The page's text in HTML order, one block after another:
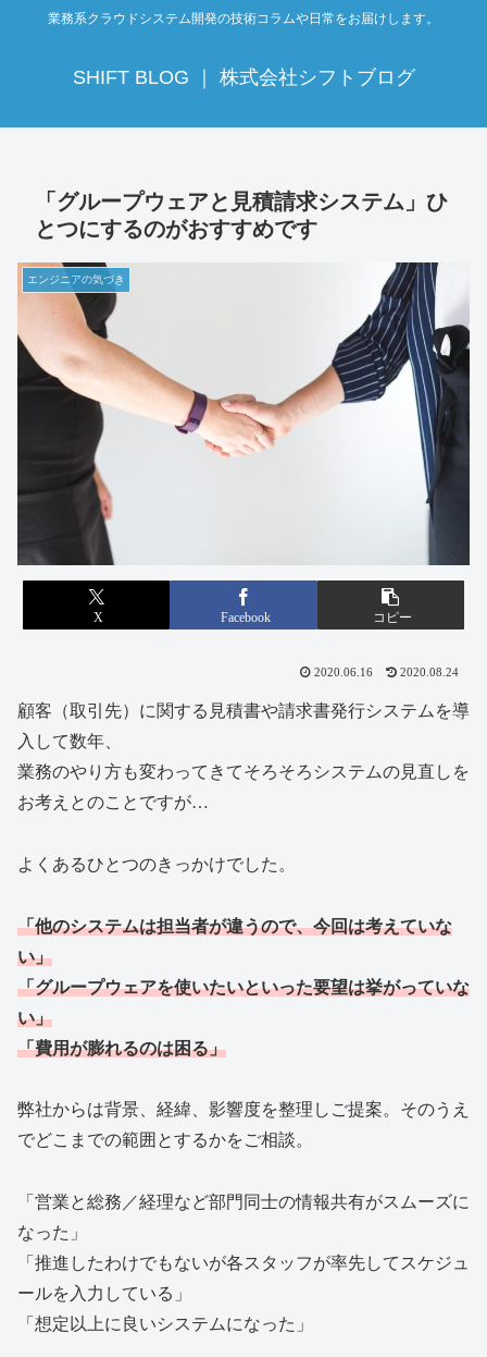
業務系クラウドシステム開発の技術コラムや日常をお届けします。
SHIFT BLOG ｜ 株式会社シフトブログ
「グループウェアと見積請求システム」ひ
とつにするのがおすすめです
エンジニアの気づき
X Facebook コピー
2020.06.16 2020.08.24
顧客（取引先）に関する見積書や請求書発行システムを導
入して数年、
業務のやり方も変わってきてそろそろシステムの見直しを
お考えとのことですが…
よくあるひとつのきっかけでした。
「他のシステムは担当者が違うので、今回は考えていな
い」
「グループウェアを使いたいといった要望は挙がっていな
い」
「費用が膨れるのは困る」
弊社からは背景、経緯、影響度を整理しご提案。そのうえ
でどこまでの範囲とするかをご相談。
「営業と総務／経理など部門同士の情報共有がスムーズに
なった」
「推進したわけでもないが各スタッフが率先してスケジュ
ールを入力している」
「想定以上に良いシステムになった」